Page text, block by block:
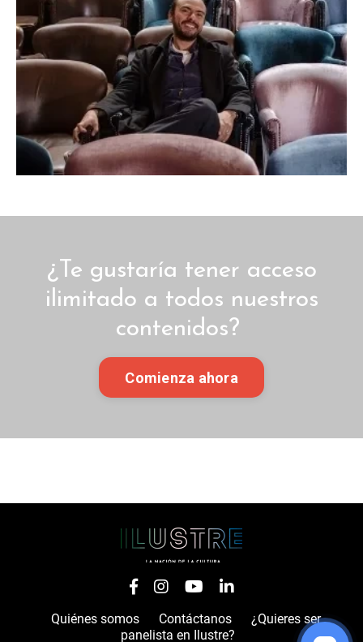
¿Te gustaría tener acceso
ilimitado a todos nuestros
contenidos?
Comienza ahora
Quiénes somos Contáctanos
¿Quieres ser
panelista en Ilustre?